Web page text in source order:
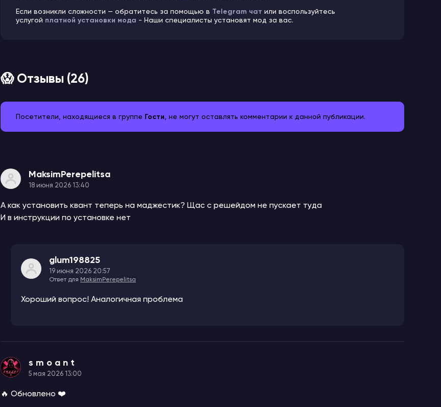
Если возникли сложности — обратитесь за помощью в Telegram чат или воспользуйтесь
услугой платной установки мода - Наши специалисты установят мод за вас.
😱 Отзывы (26)
Посетители, находящиеся в группе Гости , не могут оставлять комментарии к данной публикации.
MaksimPerepelitsa
18 июня 2026 13:40
А как установить квант теперь на маджестик? Щас с решейдом не пускает туда
И в инструкции по установке нет
glum198825
19 июня 2026 20:57
Ответ для MaksimPerepelitsa
Хороший вопрос! Аналогичная проблема
s m o a n t
5 мая 2026 13:00
🔥 Обновлено ❤️